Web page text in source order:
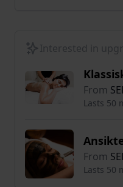
Interested in
From
Lasts 50
From
Lasts 50